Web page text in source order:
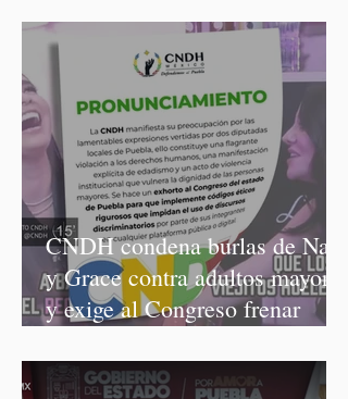
CNDH condena burlas de Nay
y Grace contra adultos mayores
y exige al Congreso frenar